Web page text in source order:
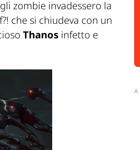
gli zombie invadessero la
che si chiudeva con un
Thanos infetto e